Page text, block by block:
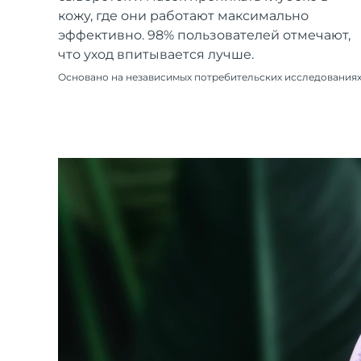
кожу, где они работают максимально
эффективно. 98% пользователей отмечают,
что уход впитывается лучше.
Основано на независимых потребительских исследованиях
All acne treatment devices
All revitalizing eye massagers
Уход KIWI™
Advanced pore care essentials
Serum
For healthy hair
issa™ Teeth Whitening Gel
18% PAP
Косметика Для мужчин